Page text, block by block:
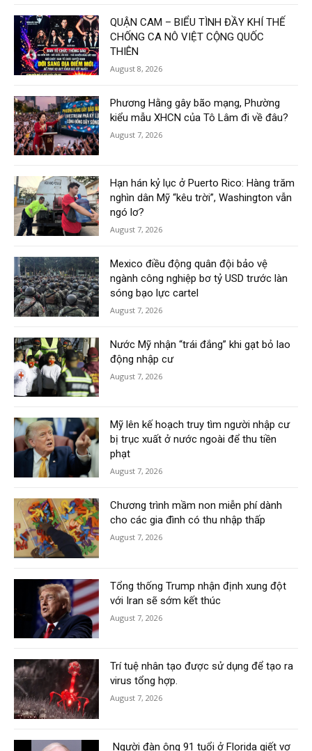
QUẬN CAM – BIỂU TÌNH ĐẦY KHÍ THẾ
CHỐNG CA NÔ VIỆT CỘNG QUỐC
THIÊN
August 8, 2026
Phương Hằng gây bão mạng, Phường
kiểu mẫu XHCN của Tô Lâm đi về đâu?
August 7, 2026
Hạn hán kỷ lục ở Puerto Rico: Hàng trăm
nghìn dân Mỹ “kêu trời”, Washington vẫn
ngó lơ?
August 7, 2026
Mexico điều động quân đội bảo vệ
ngành công nghiệp bơ tỷ USD trước làn
sóng bạo lực cartel
August 7, 2026
Nước Mỹ nhận “trái đắng” khi gạt bỏ lao
động nhập cư
August 7, 2026
Mỹ lên kế hoạch truy tìm người nhập cư
bị trục xuất ở nước ngoài để thu tiền
phạt
August 7, 2026
Chương trình mầm non miễn phí dành
cho các gia đình có thu nhập thấp
August 7, 2026
Tổng thống Trump nhận định xung đột
với Iran sẽ sớm kết thúc
August 7, 2026
Trí tuệ nhân tạo được sử dụng để tạo ra
virus tổng hợp.
August 7, 2026
Người đàn ông 91 tuổi ở Florida giết vợ